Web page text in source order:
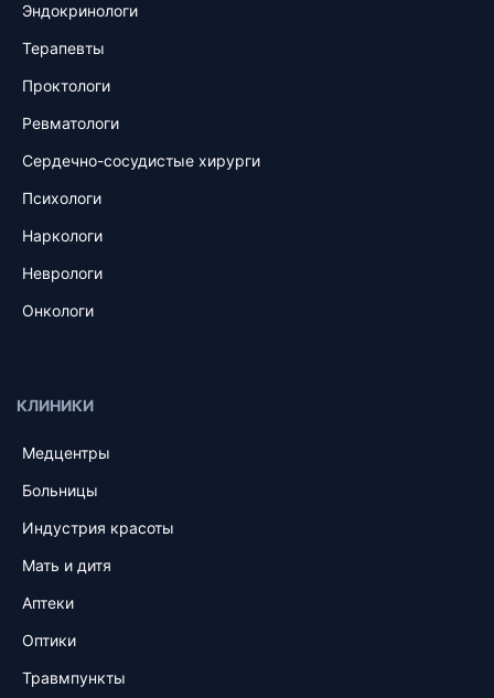
Эндокринологи
Терапевты
Проктологи
Ревматологи
Сердечно-сосудистые хирурги
Психологи
Наркологи
Неврологи
Онкологи
КЛИНИКИ
Медцентры
Больницы
Индустрия красоты
Мать и дитя
Аптеки
Оптики
Травмпункты